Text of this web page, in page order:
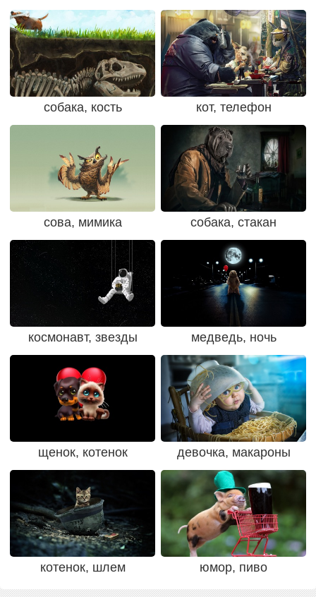
собака, кость кот, телефон
сова, мимика собака, стакан
космонавт, звезды медведь, ночь
щенок, котенок девочка, макароны
котенок, шлем юмор, пиво